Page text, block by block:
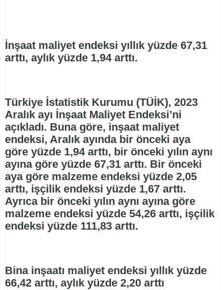
İnşaat maliyet endeksi yıllık yüzde 67,31
arttı, aylık yüzde 1,94 arttı.
Türkiye İstatistik Kurumu (TÜİK), 2023
Aralık ayı İnşaat Maliyet Endeksi’ni
açıkladı. Buna göre, inşaat maliyet
endeksi, Aralık ayında bir önceki aya
göre yüzde 1,94 arttı, bir önceki yılın aynı
ayına göre yüzde 67,31 arttı. Bir önceki
aya göre malzeme endeksi yüzde 2,05
arttı, işçilik endeksi yüzde 1,67 arttı.
Ayrıca bir önceki yılın aynı ayına göre
malzeme endeksi yüzde 54,26 arttı, işçilik
endeksi yüzde 111,83 arttı.
Bina inşaatı maliyet endeksi yıllık yüzde
66,42 arttı, aylık yüzde 2,20 arttı